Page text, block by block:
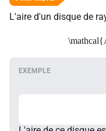
L'aire d'un disque de